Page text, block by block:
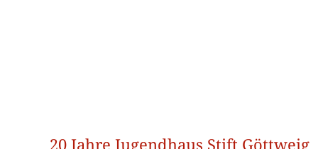
20 Jahre Jugendhaus Stift Göttweig